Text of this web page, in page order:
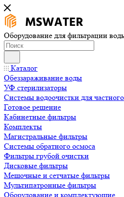
Оборудование для фильтрации
Каталог
Обеззараживание воды
УФ стерилизаторы
Системы водоочистки для
Готовое решение
Кабинетные фильтры
Комплекты
Магистральные фильтры
Системы обратного осмоса
Фильтры грубой очистки
Дисковые фильтры
Мешочные и сетчатые фильтры
Мультипатронные фильтры
Оборудование и комплектующие